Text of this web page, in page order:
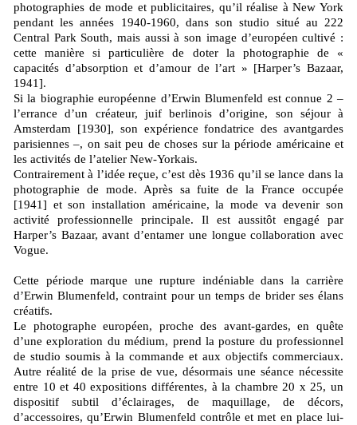
photographies de mode et publicitaires, qu’il réalise à New York
pendant les années 1940-1960, dans son studio situé au 222
Central Park South, mais aussi à son image d’européen cultivé :
cette manière si particulière de doter la photographie de «
capacités d’absorption et d’amour de l’art » [Harper’s Bazaar,
1941].
Si la biographie européenne d’Erwin Blumenfeld est connue 2 –
l’errance d’un créateur, juif berlinois d’origine, son séjour à
Amsterdam [1930], son expérience fondatrice des avantgardes
parisiennes –, on sait peu de choses sur la période américaine et
les activités de l’atelier New-Yorkais.
Contrairement à l’idée reçue, c’est dès 1936 qu’il se lance dans la
photographie de mode. Après sa fuite de la France occupée
[1941] et son installation américaine, la mode va devenir son
activité professionnelle principale. Il est aussitôt engagé par
Harper’s Bazaar, avant d’entamer une longue collaboration avec
Vogue.
Cette période marque une rupture indéniable dans la carrière
d’Erwin Blumenfeld, contraint pour un temps de brider ses élans
créatifs.
Le photographe européen, proche des avant-gardes, en quête
d’une exploration du médium, prend la posture du professionnel
de studio soumis à la commande et aux objectifs commerciaux.
Autre réalité de la prise de vue, désormais une séance nécessite
entre 10 et 40 expositions différentes, à la chambre 20 x 25, un
dispositif subtil d’éclairages, de maquillage, de décors,
d’accessoires, qu’Erwin Blumenfeld contrôle et met en place lui-